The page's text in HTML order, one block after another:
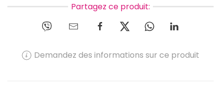
Partagez ce produit:
Demandez des informations sur ce produit